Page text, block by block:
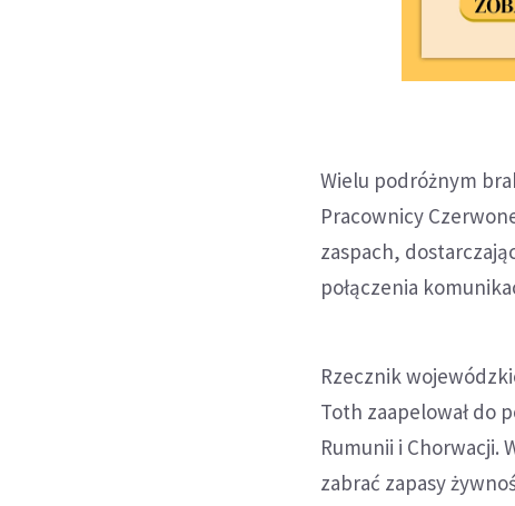
Wielu podróżnym
Pracownicy
zaspach,
połączenia
Rzecznik
Toth zaapelował do
Rumunii i Chorwacji.
zabrać zapasy